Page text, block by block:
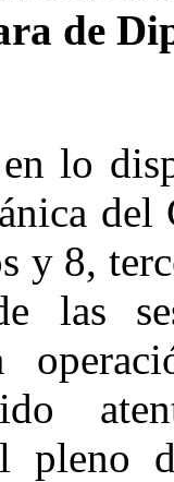
de
lo
del
y 8,
las
pleno